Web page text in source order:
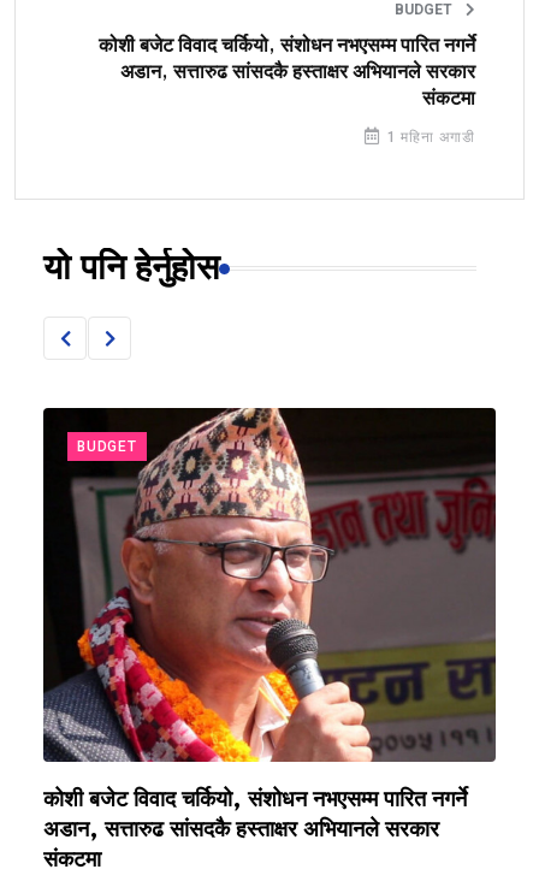
BUDGET
कोशी बजेट विवाद चर्कियो, संशोधन नभएसम्म पारित नगर्ने
अडान, सत्तारुढ सांसदकै हस्ताक्षर अभियानले सरकार
संकटमा
1 महिना अगाडी
यो पनि हेर्नुहोस
BUDGET
कोशी बजेट विवाद चर्कियो, संशोधन नभएसम्म पारित नगर्ने
अडान, सत्तारुढ सांसदकै हस्ताक्षर अभियानले सरकार
संकटमा